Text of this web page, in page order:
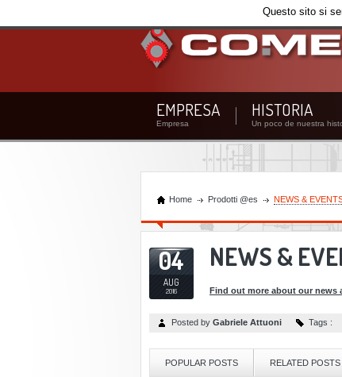
EMPRESA
Empresa
HISTORIA
Un poco de nuestra
Home Prodotti @es NEWS &
04
AUG
2016
NEWS &
Find out more about our news
Posted by Gabriele Attuoni Tags :
POPULAR POSTS RELATED POSTS
Questo sito si